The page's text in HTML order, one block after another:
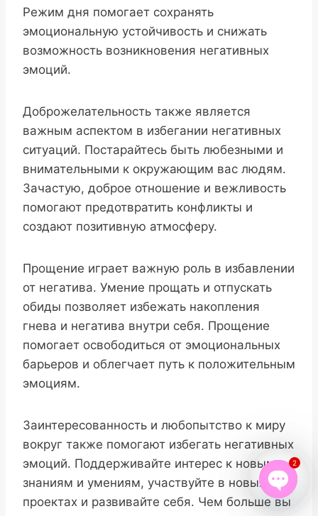
Режим дня помогает сохранять
эмоциональную устойчивость и снижать
возможность возникновения негативных
эмоций.
Доброжелательность также является
важным аспектом в избегании негативных
ситуаций. Постарайтесь быть любезными и
внимательными к окружающим вас людям.
Зачастую, доброе отношение и вежливость
помогают предотвратить конфликты и
создают позитивную атмосферу.
Прощение играет важную роль в избавлении
от негатива. Умение прощать и отпускать
обиды позволяет избежать накопления
гнева и негатива внутри себя. Прощение
помогает освободиться от эмоциональных
барьеров и облегчает путь к положительным
эмоциям.
Заинтересованность и любопытство к миру
вокруг также помогают избегать негативных
эмоций. Поддерживайте интерес к новым
знаниям и умениям, участвуйте в новых
проектах и развивайте себя. Чем больше выOpen
2